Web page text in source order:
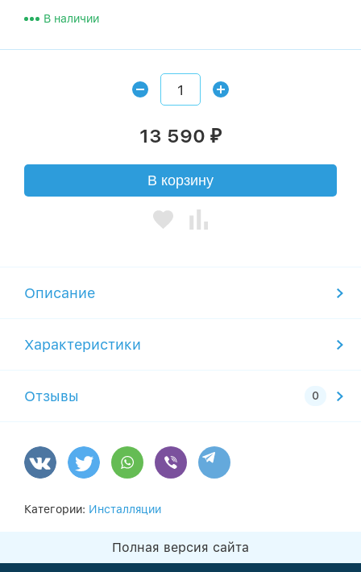
В наличии
13 590 ₽
В корзину
Описание
Характеристики
Отзывы
Категории: Инсталляции
Полная версия сайта